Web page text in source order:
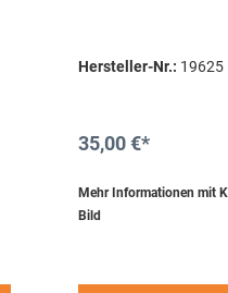
Hersteller-Nr.: 19625
35,00 €*
Mehr Informationen mit
Bild